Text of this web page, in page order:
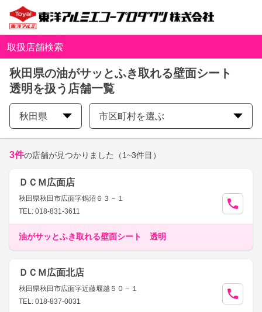
取扱店舗検索
秋田県の油がサッとふき取れる壁面シート
透明を扱う店舗一覧
秋田県 市区町村を選ぶ
3件の店舗が見つかりました （1~3件目）
ＤＣＭ広面店
秋田県秋田市広面字鍋沼６３－１
TEL: 018-831-3611
油がサッとふき取れる壁面シート 透明
ＤＣＭ広面北店
秋田県秋田市広面字近藤堰越５０－１
TEL: 018-837-0031